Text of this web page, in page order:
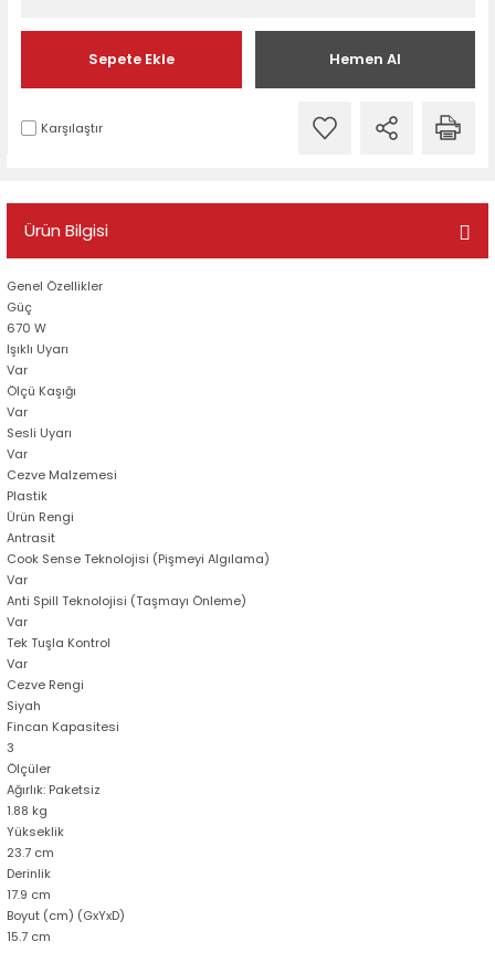
Sepete Ekle Hemen Al
Karşılaştır
Ürün Bilgisi
Genel Özellikler
Güç
670 W
Işıklı Uyarı
Var
Ölçü Kaşığı
Var
Sesli Uyarı
Var
Cezve Malzemesi
Plastik
Ürün Rengi
Antrasit
Cook Sense Teknolojisi (Pişmeyi Algılama)
Var
Anti Spill Teknolojisi (Taşmayı Önleme)
Var
Tek Tuşla Kontrol
Var
Cezve Rengi
Siyah
Fincan Kapasitesi
3
Ölçüler
Ağırlık: Paketsiz
1.88 kg
Yükseklik
23.7 cm
Derinlik
17.9 cm
Boyut (cm) (GxYxD)
15.7 cm